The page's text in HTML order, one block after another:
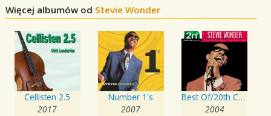
Więcej albumów od Stevie Wonder
Cellisten 2.5
2017
Number 1's
2007
Best Of/20th Century - Christmas
2004